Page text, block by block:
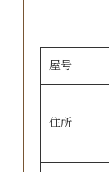
屋号
住所